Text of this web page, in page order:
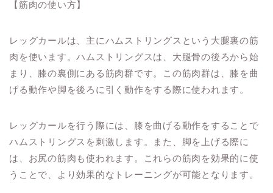
【筋肉の使い方】
レッグカールは、主にハムストリングスという大腿裏の筋
肉を使います。ハムストリングスは、大腿骨の後ろから始
まり、膝の裏側にある筋肉群です。この筋肉群は、膝を曲
げる動作や脚を後ろに引く動作をする際に使われます。
レッグカールを行う際には、膝を曲げる動作をすることで
ハムストリングスを刺激します。また、脚を上げる際に
は、お尻の筋肉も使われます。これらの筋肉を効果的に使
うことで、より効果的なトレーニングが可能となります。